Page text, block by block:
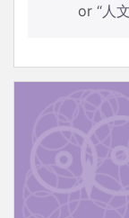
or “人